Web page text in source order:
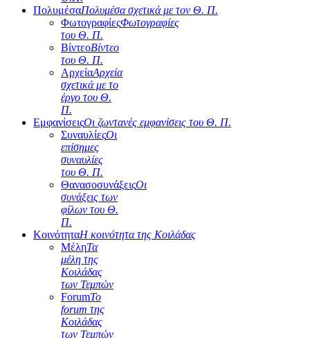
ΠολυμέσαΠολυμέσα σχετικά με τον Θ. Π.
ΦωτογραφίεςΦωτογραφίες
του Θ. Π.
ΒίντεοΒίντεο
του Θ. Π.
ΑρχείαΑρχεία
σχετικά με το
έργο του Θ.
Π.
ΕμφανίσειςΟι ζωντανές εμφανίσεις του Θ. Π.
ΣυναυλίεςΟι
επίσημες
συναυλίες
του Θ. Π.
ΘανασοσυνάξειςΟι
συνάξεις των
φίλων του Θ.
Π.
ΚοινότηταΗ κοινότητα της Κοιλάδας
ΜέληΤα
μέλη της
Κοιλάδας
των Τεμπών
ForumΤο
forum της
Κοιλάδας
των Τεμπών